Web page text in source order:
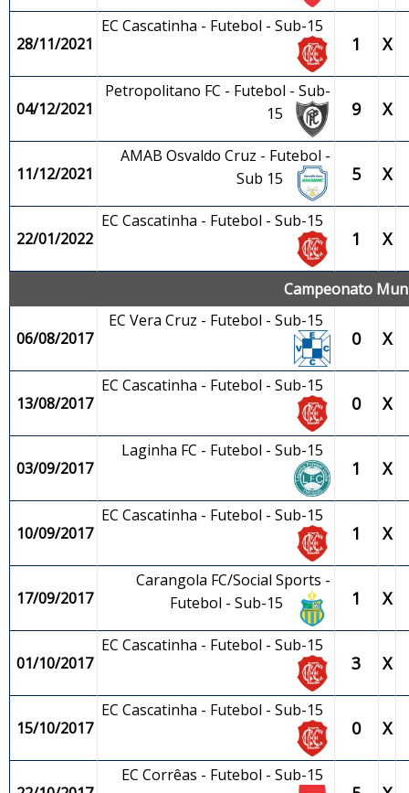
28/11/2021
EC Cascatinha - Futebol - Sub-15
1 X
04/12/2021
Petropolitano FC - Futebol - Sub-
15
9 X
11/12/2021
AMAB Osvaldo Cruz - Futebol -
Sub 15
5 X
22/01/2022
EC Cascatinha - Futebol - Sub-15
1 X
Campeonato
06/08/2017
EC Vera Cruz - Futebol - Sub-15
0 X
13/08/2017
EC Cascatinha - Futebol - Sub-15
0 X
03/09/2017
Laginha FC - Futebol - Sub-15
1 X
10/09/2017
EC Cascatinha - Futebol - Sub-15
1 X
17/09/2017
Carangola FC/Social Sports -
Futebol - Sub-15
1 X
01/10/2017
EC Cascatinha - Futebol - Sub-15
3 X
15/10/2017
EC Cascatinha - Futebol - Sub-15
0 X
EC Corrêas - Futebol - Sub-15